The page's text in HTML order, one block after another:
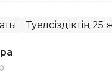
Тәуелсіздіктің